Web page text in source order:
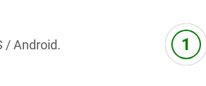
/ Android.